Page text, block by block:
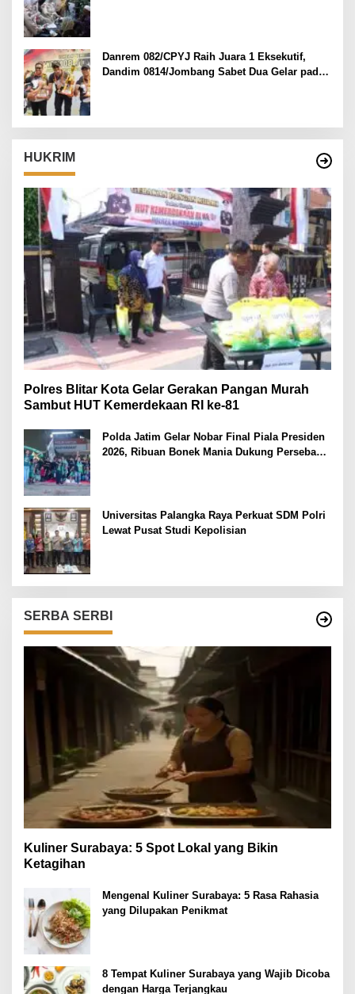
Danrem 082/CPYJ Raih Juara 1 Eksekutif,
Dandim 0814/Jombang Sabet Dua Gelar pada
HUKRIM
Polres Blitar Kota Gelar Gerakan Pangan Murah
Sambut HUT Kemerdekaan RI ke-81
Polda Jatim Gelar Nobar Final Piala Presiden
2026, Ribuan Bonek Mania Dukung Persebaya
Universitas Palangka Raya Perkuat SDM Polri
Lewat Pusat Studi Kepolisian
SERBA SERBI
Kuliner Surabaya: 5 Spot Lokal yang Bikin
Ketagihan
Mengenal Kuliner Surabaya: 5 Rasa Rahasia
yang Dilupakan Penikmat
8 Tempat Kuliner Surabaya yang Wajib Dicoba
dengan Harga Terjangkau